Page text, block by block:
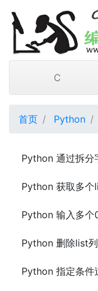
C
首页 Python